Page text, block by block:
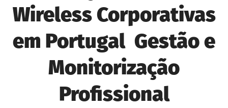
Wireless Corporativas
em Portugal Gestão e
Monitorização
Profissional